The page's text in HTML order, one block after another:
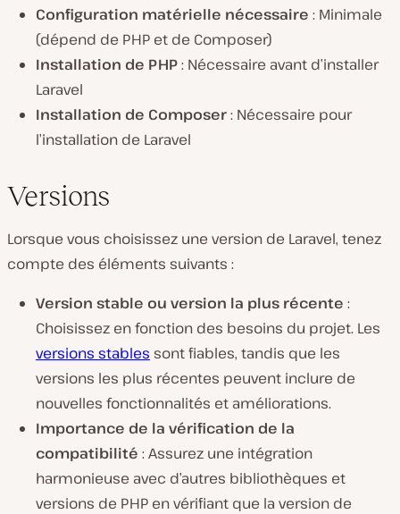
Configuration matérielle nécessaire : Minimale
(dépend de PHP et de Composer)
Installation de PHP: Nécessaire avant d’installer
Laravel
Installation de Composer: Nécessaire pour
l’installation de Laravel
Versions
Lorsque vous choisissez une version de Laravel, tenez
compte des éléments suivants :
Version stable ou version la plus récente :
Choisissez en fonction des besoins du projet. Les
versions stables sont fiables, tandis que les
versions les plus récentes peuvent inclure de
nouvelles fonctionnalités et améliorations.
Importance de la vérification de la
compatibilité : Assurez une intégration
harmonieuse avec d’autres bibliothèques et
versions de PHP en vérifiant que la version de